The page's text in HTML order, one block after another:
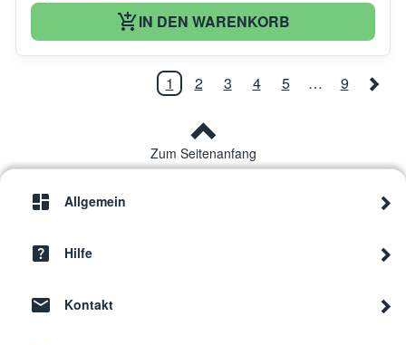
IN DEN WARENKORB
1 2 3 4 5 … 9
Zum Seitenanfang
Allgemein
Hilfe
Kontakt